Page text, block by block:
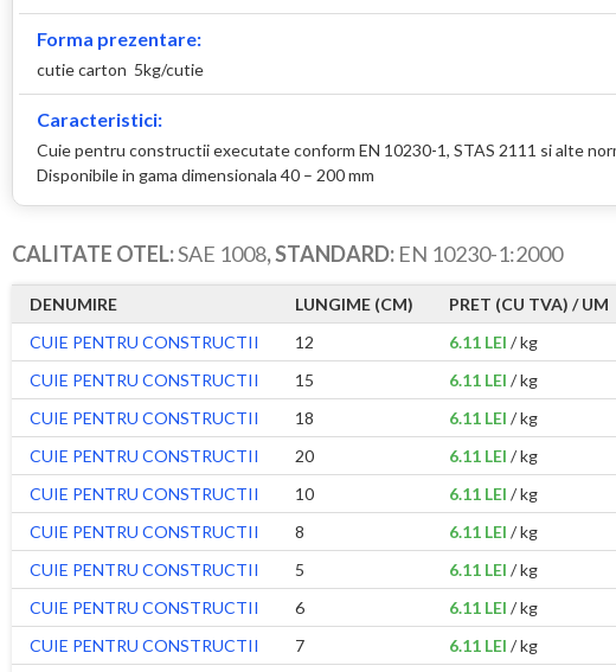
Forma prezentare:
cutie carton 5kg/cutie
Caracteristici:
Cuie pentru constructii executate conform EN 10230-1, STAS 2111 si alte
Disponibile in gama dimensionala 40 – 200 mm
CALITATE OTEL:SAE 1008, STANDARD: EN 10230-1:2000
DENUMIRE LUNGIME (CM)
PRET (CU TVA) / UM
CUIE PENTRU CONSTRUCTII
12 6.11 LEI / kg
CUIE PENTRU CONSTRUCTII
15 6.11 LEI / kg
CUIE PENTRU CONSTRUCTII
18 6.11 LEI / kg
CUIE PENTRU CONSTRUCTII
20 6.11 LEI / kg
CUIE PENTRU CONSTRUCTII
10 6.11 LEI / kg
CUIE PENTRU CONSTRUCTII
8 6.11 LEI / kg
CUIE PENTRU CONSTRUCTII
5 6.11 LEI / kg
CUIE PENTRU CONSTRUCTII
6 6.11 LEI / kg
CUIE PENTRU CONSTRUCTII
7 6.11 LEI / kg